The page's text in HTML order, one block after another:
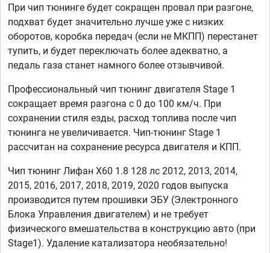
При чип тюнинге будет сокращен провал при разгоне,
подхват будет значительно лучше уже с низких
оборотов, коробка передач (если не МКПП) перестанет
тупить, и будет переключать более адекватно, а
педаль газа станет намного более отзывчивой.
Профессиональный чип тюнинг двигателя Stage 1
сокращает время разгона с 0 до 100 км/ч. При
сохранении стиля езды, расход топлива после чип
тюнинга не увеличивается. Чип-тюнинг Stage 1
рассчитан на сохранение ресурса двигателя и КПП.
Чип тюнинг Лифан X60 1.8 128 лс 2012, 2013, 2014,
2015, 2016, 2017, 2018, 2019, 2020 годов выпуска
производится путем прошивки ЭБУ (Электронного
Блока Управления двигателем) и не требует
физического вмешательства в конструкцию авто (при
Stage1). Удаление катализатора необязательно!